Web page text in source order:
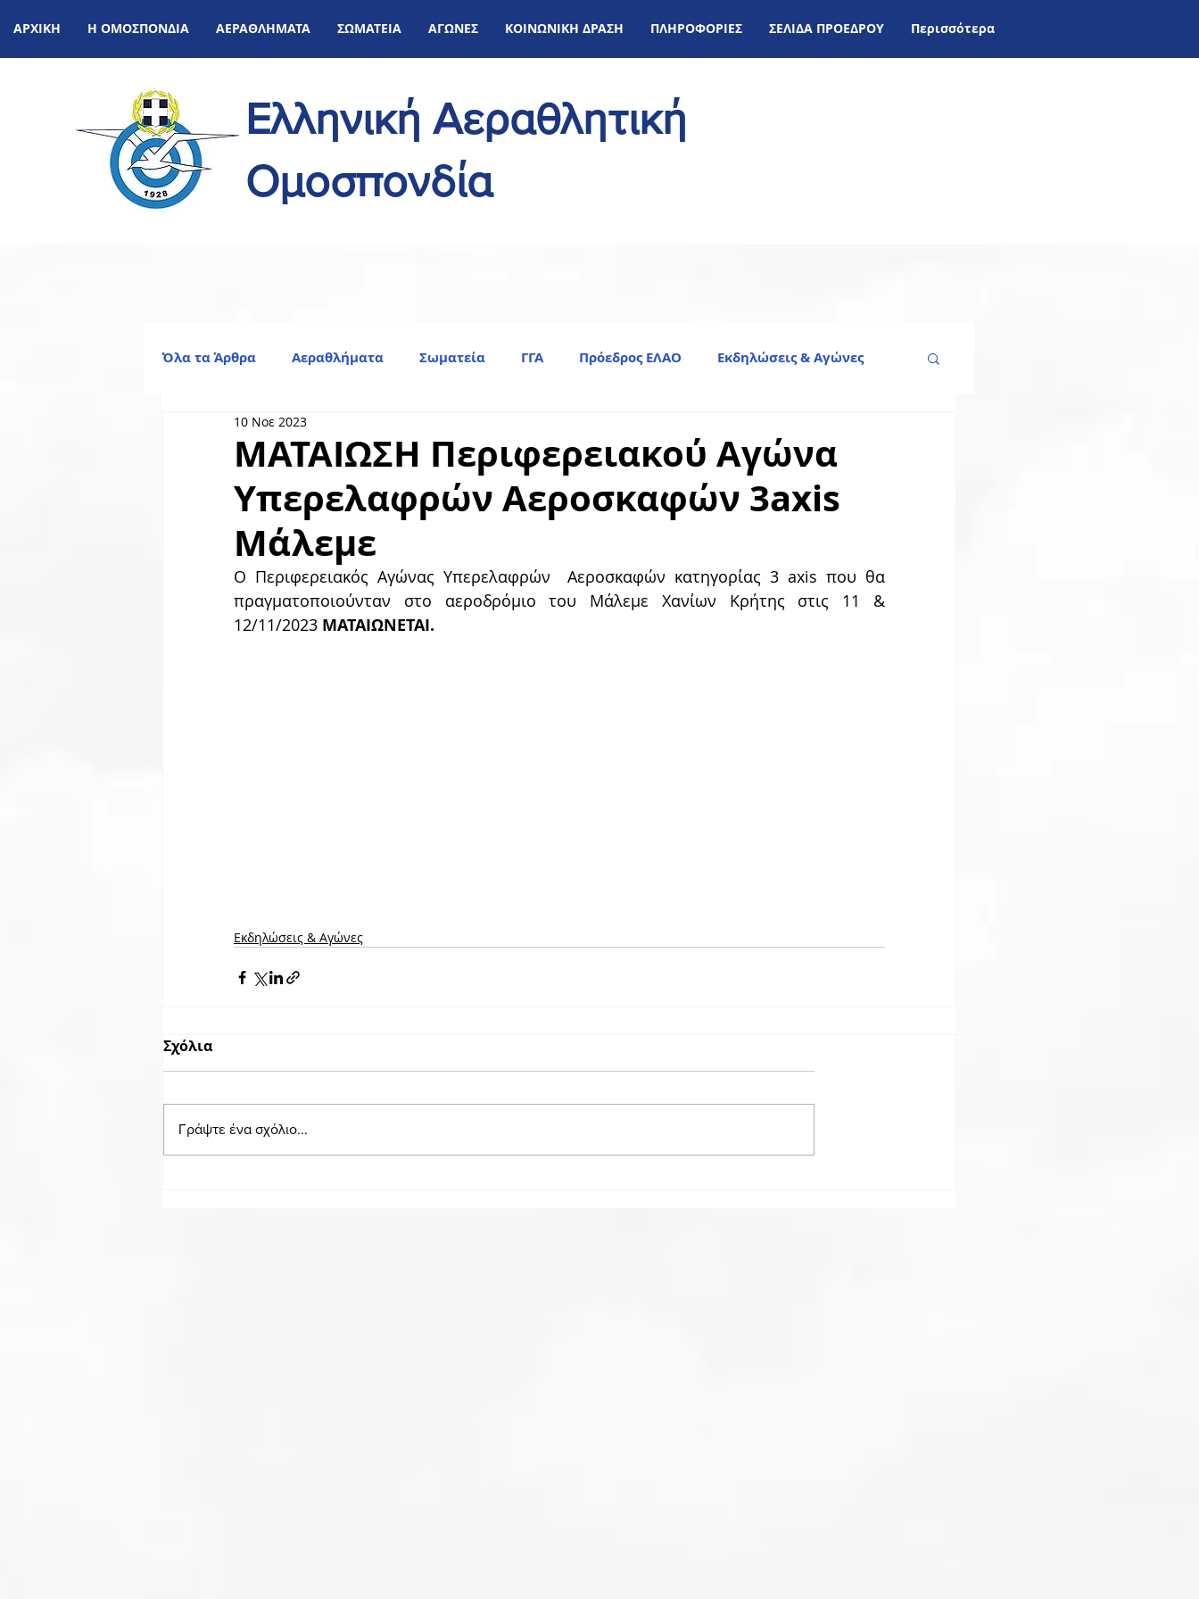
ΑΡΧΙΚΗ Η ΟΜΟΣΠΟΝΔΙΑ ΑΕΡΑΘΛΗΜΑΤΑ ΣΩΜΑΤΕΙΑ ΑΓΩΝΕΣ ΚΟΙΝΩΝΙΚΗ ΔΡΑΣΗ ΠΛΗΡΟΦΟΡΙΕΣ ΣΕΛΙΔΑ ΠΡΟΕΔΡΟΥ Περισσότερα
Ελληνική Αεραθλητική
Ομοσπονδία
Όλα τα Άρθρα Αεραθλήματα Σωματεία ΓΓΑ Πρόεδρος ΕΛΑΟ Εκδηλώσεις & Aγώνες
Skyserv Χορηγοί
ΜΑΤΑΙΩΣΗ Περιφερειακού Αγώνα
Υπερελαφρών Αεροσκαφών 3axis
Μάλεμε
10 Νοε 2023
Ο Περιφερειακός Αγώνας Υπερελαφρών  Αεροσκαφών κατηγορίας 3 axis που θα
πραγματοποιούνταν στο αεροδρόμιο του Μάλεμε Χανίων Κρήτης στις 11 &
12/11/2023 ΜΑΤΑΙΩΝΕΤΑΙ.
Εκδηλώσεις & Aγώνες
Σχόλια
Γράψτε ένα σχόλιο...